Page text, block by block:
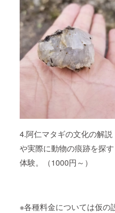
4.阿仁マタギの文化の解説
や実際に動物の痕跡を探す
体験。（1000円～）
※各種料金については仮の